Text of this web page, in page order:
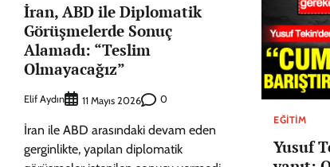
İran, ABD ile Diplomatik
Görüşmelerde Sonuç
Alamadı: “Teslim
Olmayacağız”
Elif Aydın 11 Mayıs 2026 0
İran ile ABD arasındaki devam eden
gerginlikte, yapılan diplomatik
EĞITIM
Yusuf